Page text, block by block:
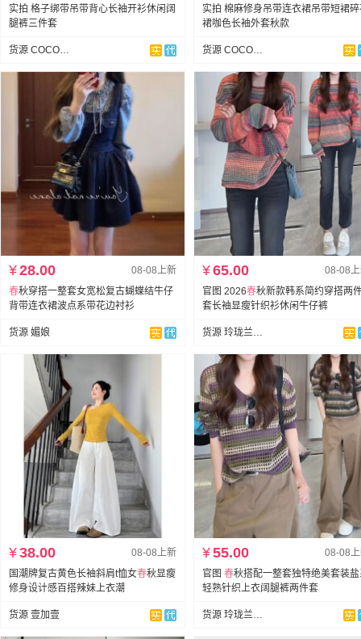
实拍 格子绑带吊带背心长袖开衫休闲阔
腿裤三件套
货源 COCO少女
实拍 棉麻修身吊带连衣裙吊带短裙
裙咖色长袖外套秋款
货源 COCO少女
08-08上新
¥28.00
春秋穿搭一整套女宽松复古蝴蝶结牛仔
背带连衣裙波点系带花边衬衫
货源 媚娘
08-08
¥65.00
官图 2026春秋新款韩系简约穿搭两
套长袖显瘦针织衫休闲牛仔裤
货源 玲珑兰（全店现货）
08-08上新
¥38.00
国潮牌复古黄色长袖斜肩t恤女春秋显瘦
修身设计感百搭辣妹上衣潮
货源 壹加壹
08-08
¥55.00
官图 春秋搭配一整套独特绝美套装
轻熟针织上衣阔腿裤两件套
货源 玲珑兰（全店现货）